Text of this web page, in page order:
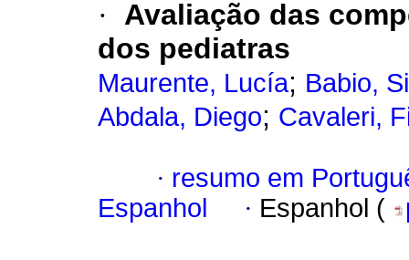
·
Avaliação das
dos pediatras
Maurente, Lucía; Babio,
Abdala, Diego; Cavaleri,
· resumo em
Espanhol
· Espanhol (